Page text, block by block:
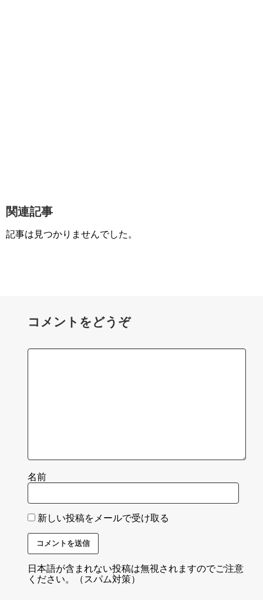
関連記事
記事は見つかりませんでした。
コメントをどうぞ
名前
新しい投稿をメールで受け取る
日本語が含まれない投稿は無視されますのでご注意
ください。（スパム対策）